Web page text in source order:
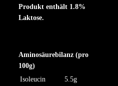
Produkt enthält 1.8%
Laktose.
Aminosäurebilanz (pro
100g)
Isoleucin
5.5g